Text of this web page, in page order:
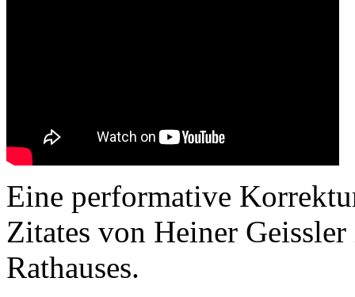
Eine performative
Zitates von Heiner
Rathauses.